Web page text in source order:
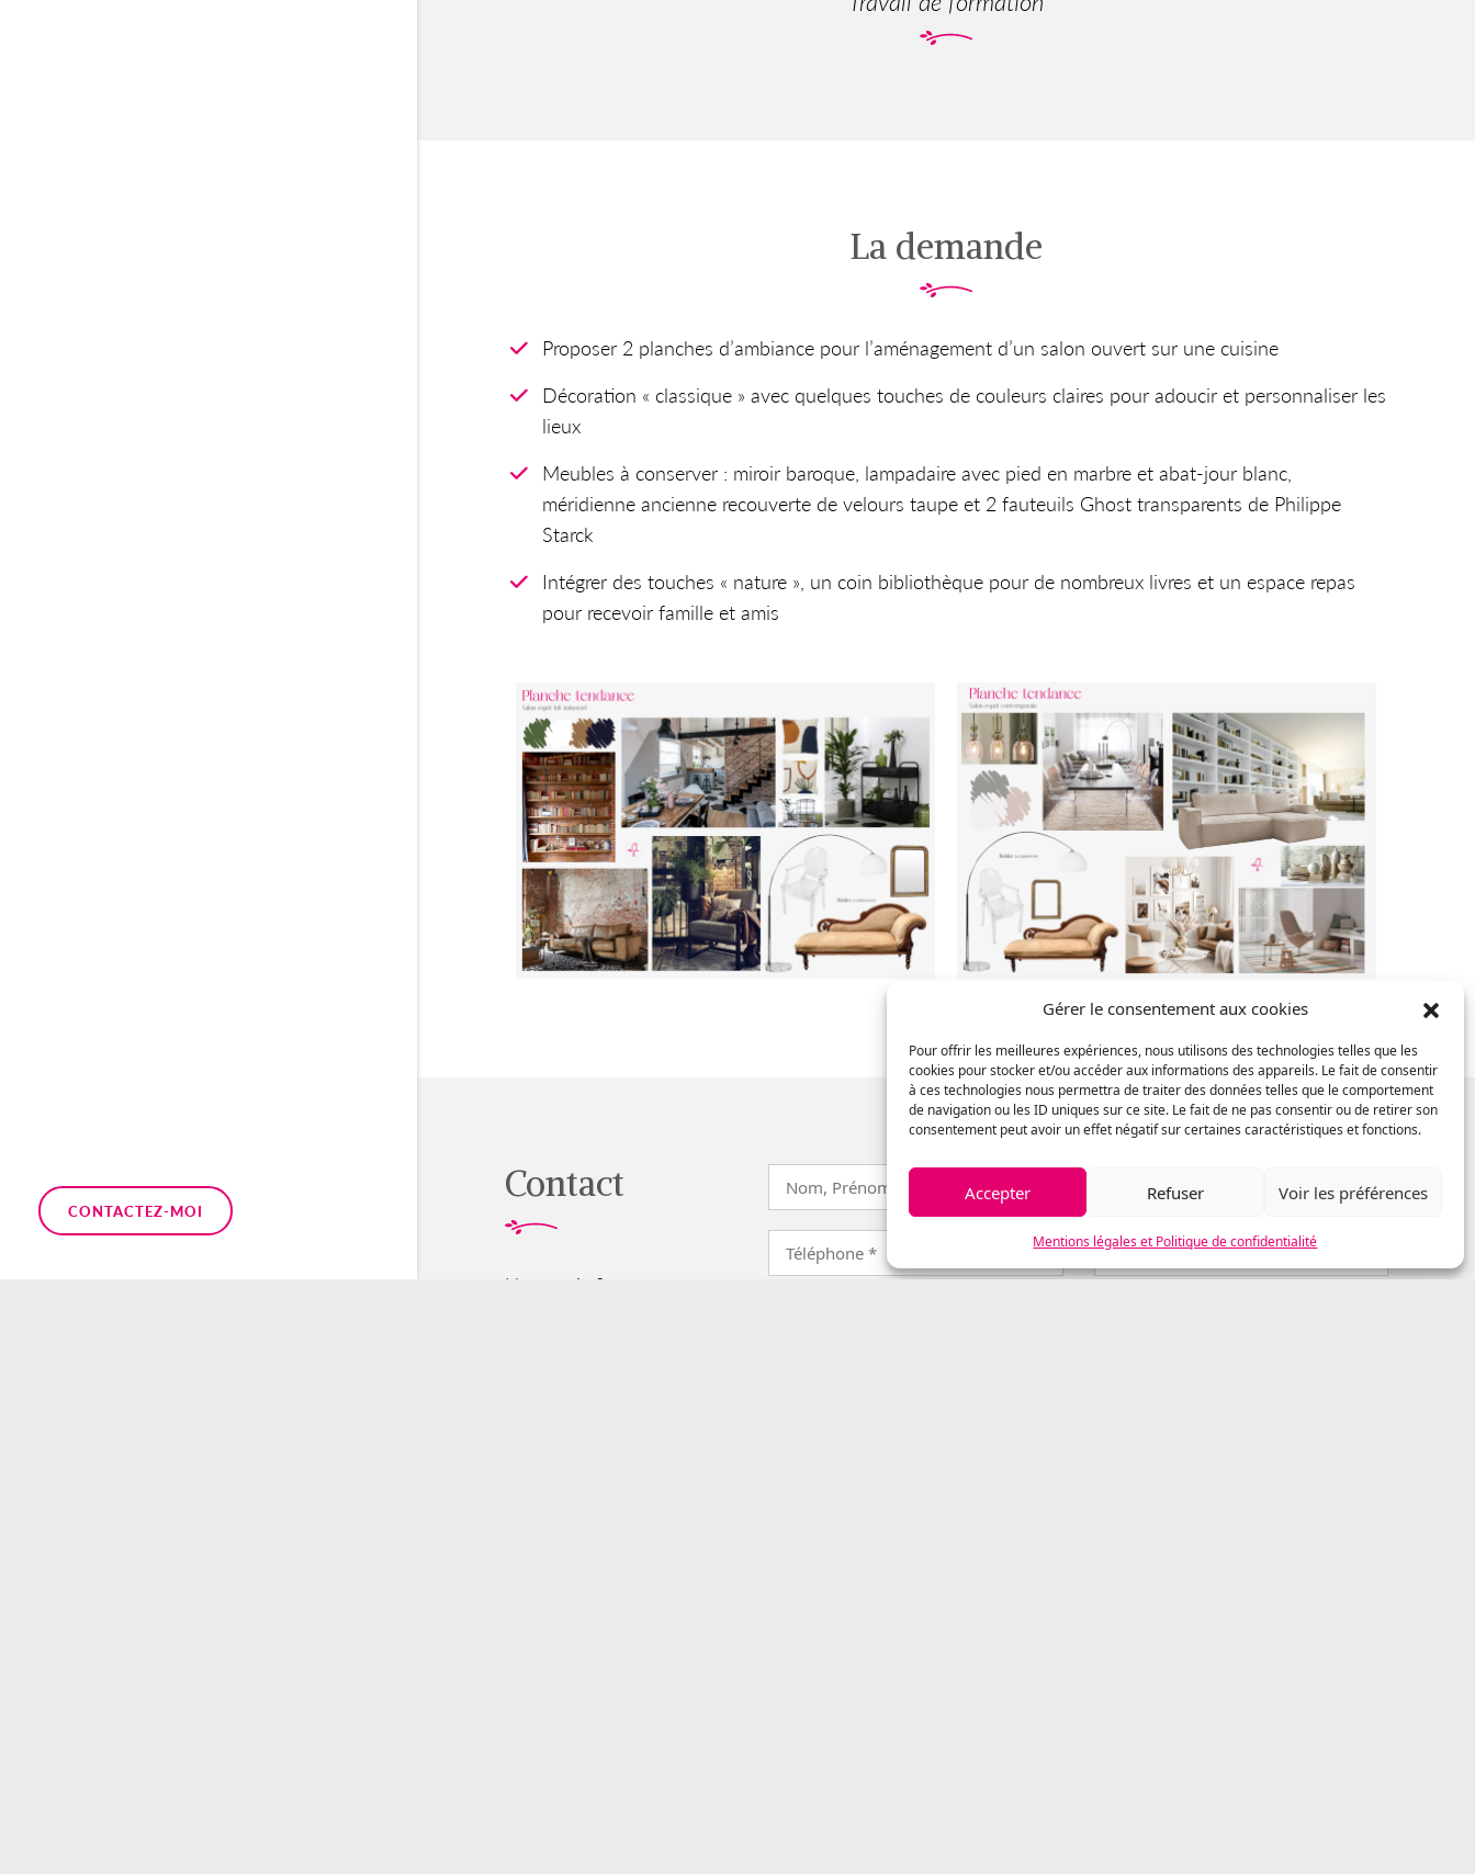
Gérer le consentement aux cookies
Pour offrir les meilleures expériences, nous utilisons des technologies telles que les
cookies pour stocker et/ou accéder aux informations des appareils. Le fait de consentir
à ces technologies nous permettra de traiter des données telles que le comportement
de navigation ou les ID uniques sur ce site. Le fait de ne pas consentir ou de retirer son
consentement peut avoir un effet négatif sur certaines caractéristiques et fonctions.
Accepter Refuser Voir les préférences
Mentions légales et Politique de confidentialité
CONTACTEZ-MOI
La demande
Proposer 2 planches d’ambiance pour l’aménagement d’un salon ouvert sur une cuisine
Décoration « classique » avec quelques touches de couleurs claires pour adoucir et personnaliser les
lieux
Meubles à conserver : miroir baroque, lampadaire avec pied en marbre et abat-jour blanc,
méridienne ancienne recouverte de velours taupe et 2 fauteuils Ghost transparents de Philippe
Starck
Intégrer des touches « nature », un coin bibliothèque pour de nombreux livres et un espace repas
pour recevoir famille et amis
Contact
Une envie ?